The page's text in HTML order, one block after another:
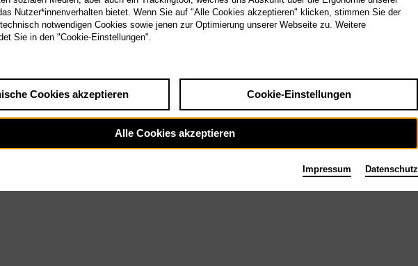
Nutzer*innenverhalten bietet. Wenn Sie auf "Alle Cookies akzeptieren" klicken, stimmen Sie der
notwendigen Cookies sowie jenen zur Optimierung unserer Webseite zu. Weitere
Sie in den "Cookie-Einstellungen".
Cookies akzeptieren Cookie-Einstellungen
Alle Cookies akzeptieren
Impressum Datenschutz